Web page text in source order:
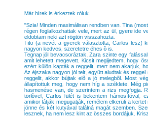
Már hírek is érkeztek róluk.
"Szia! Minden maximálisan rendben van. Tina
régen foglalkozhattak vele, mert az ül, gyere ide
eldobtam neki azt rögtön visszahozta.
Tito (a nevét a gyerek választotta, Carlos lesz)
nagyon kedves, szeretetre éhes õ is.
Tegnap jól bevacsoráztak, Zara szinte egy
amit lehetett megevett. Kicsit megijedtem, hogy
ezért külön kapták a reggelit, mert nem akarjuk,
Az éjszaka nagyon jól telt, együtt aludtak és
reggelit, akkor bújtak elõ a jó melegbõl. Most
állapítottuk meg, hogy nem híg a széklete. Még
hasmenése van, de szerintem a rizs megfogja.
törlõvel, Carlos fülét is bekentem hámosítóval,
amikor látják megugatják, remélem elkerüli a
jönne és két kutyával találná magát szemben.
lesznek, ha nem lesz kint az összes bordájuk.